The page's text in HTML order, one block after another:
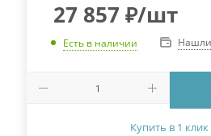
27 857 ₽/шт
Есть в наличии
Купить в 1 клик